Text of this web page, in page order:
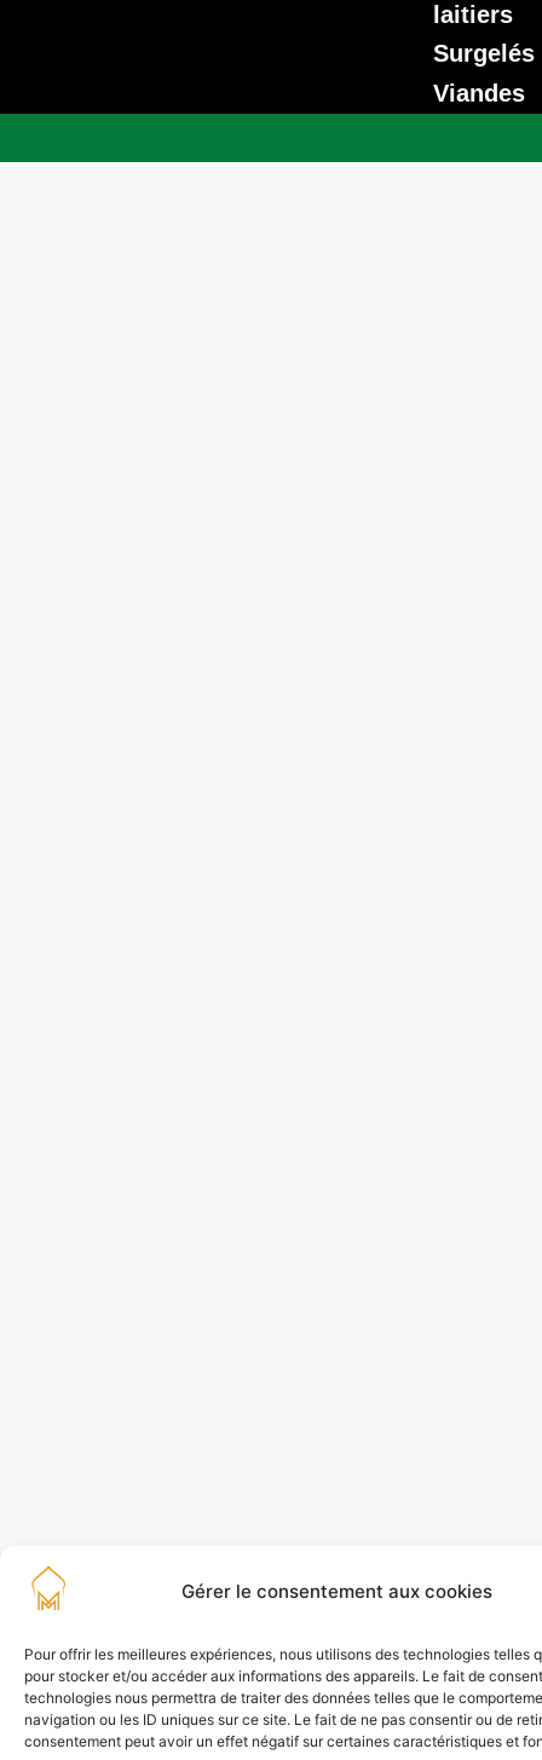
Gérer le consentement aux cookies
Pour offrir les meilleures expériences, nous utilisons des technologies telles
pour stocker et/ou accéder aux informations des appareils. Le fait de
technologies nous permettra de traiter des données telles que le
navigation ou les ID uniques sur ce site. Le fait de ne pas consentir ou de
consentement peut avoir un effet négatif sur certaines caractéristiques et
laitiers
Surgelés
Viandes